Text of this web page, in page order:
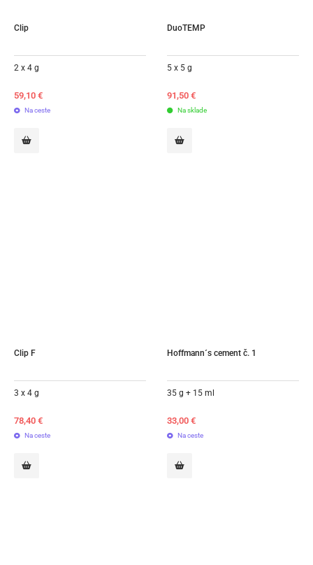
Clip
2 x 4 g
59,10 €
Na ceste
DuoTEMP
5 x 5 g
91,50 €
Na sklade
Clip F
3 x 4 g
78,40 €
Na ceste
Hoffmann´s cement č. 1
35 g + 15 ml
33,00 €
Na ceste